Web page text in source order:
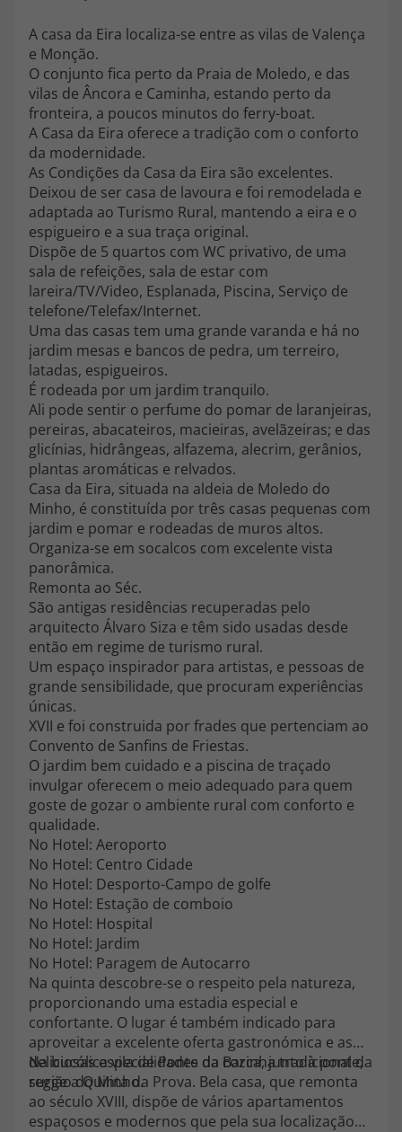
Apoio ao cliente no Estrangeiro
218 925 471
Custo de uma chamada para a rede fixa nacional.
A sua agência de viagens Top Atlântico tem a preocupação de estar
sempre mais perto de si, para maior comodidade e total facilidade
na marcação das suas viagens, tem ainda ao seu dispor o nosso call
center a funcionar todos os dias úteis das 10:00 às 20:00 e Sábado
das 10:00 às 14:00.
topatlantico@topatlantico.com
A casa da Eira localiza-se entre as vilas de Valença
e Monção.
O conjunto fica perto da Praia de Moledo, e das
vilas de Âncora e Caminha, estando perto da
fronteira, a poucos minutos do ferry-boat.
A Casa da Eira oferece a tradição com o conforto
da modernidade.
As Condições da Casa da Eira são excelentes.
Deixou de ser casa de lavoura e foi remodelada e
adaptada ao Turismo Rural, mantendo a eira e o
espigueiro e a sua traça original.
Dispõe de 5 quartos com WC privativo, de uma
sala de refeições, sala de estar com
lareira/TV/Video, Esplanada, Piscina, Serviço de
telefone/Telefax/Internet.
Uma das casas tem uma grande varanda e há no
jardim mesas e bancos de pedra, um terreiro,
latadas, espigueiros.
É rodeada por um jardim tranquilo.
Ali pode sentir o perfume do pomar de laranjeiras,
pereiras, abacateiros, macieiras, avelãzeiras; e das
glicínias, hidrângeas, alfazema, alecrim, gerânios,
plantas aromáticas e relvados.
Casa da Eira, situada na aldeia de Moledo do
Minho, é constituída por três casas pequenas com
jardim e pomar e rodeadas de muros altos.
Organiza-se em socalcos com excelente vista
panorâmica.
Remonta ao Séc.
São antigas residências recuperadas pelo
arquitecto Álvaro Siza e têm sido usadas desde
então em regime de turismo rural.
Um espaço inspirador para artistas, e pessoas de
grande sensibilidade, que procuram experiências
únicas.
XVII e foi construida por frades que pertenciam ao
Convento de Sanfins de Friestas.
O jardim bem cuidado e a piscina de traçado
invulgar oferecem o meio adequado para quem
goste de gozar o ambiente rural com conforto e
qualidade.
No Hotel: Aeroporto
No Hotel: Centro Cidade
No Hotel: Desporto-Campo de golfe
No Hotel: Estação de comboio
No Hotel: Hospital
No Hotel: Jardim
No Hotel: Paragem de Autocarro
Na quinta descobre-se o respeito pela natureza,
proporcionando uma estadia especial e
confortante. O lugar é também indicado para
aproveitar a excelente oferta gastronómica e as
deliciosas especialidades da cozinha tradicional da
região do Minho.
Na bucólica vila de Ponte da Barca, junto à ponte,
surge a Quinta da Prova. Bela casa, que remonta
ao século XVIII, dispõe de vários apartamentos
espaçosos e modernos que pela sua localização